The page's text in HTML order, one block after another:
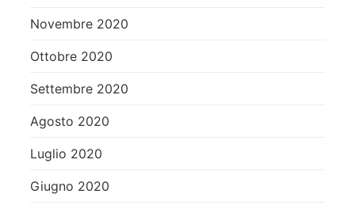
Novembre 2020
Ottobre 2020
Settembre 2020
Agosto 2020
Luglio 2020
Giugno 2020